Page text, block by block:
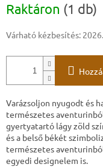
Raktáron (1 db)
Várható kézbesítés:
Varázsoljon nyugodt és
természetes
gyertyatartó lágy zöld
és a belső békét
természetes
egyedi designelem is.